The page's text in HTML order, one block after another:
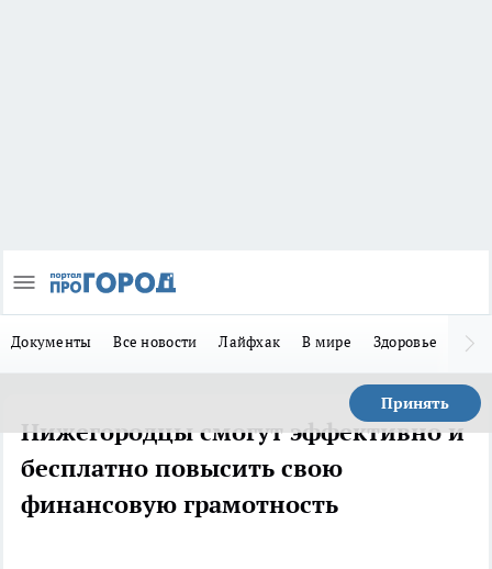
Документы Все новости Лайфхак В мире Здоровье
Принять
Нижегородцы смогут эффективно и
бесплатно повысить свою
финансовую грамотность